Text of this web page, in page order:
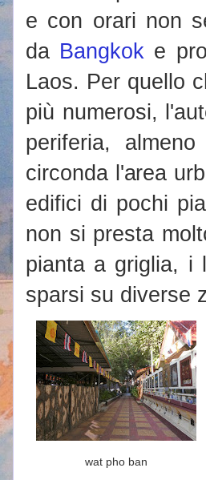
e con orari non
da Bangkok e
Laos. Per quello
più numerosi,
periferia,
circonda l'area
edifici di pochi
non si presta
pianta a griglia, i
sparsi su diverse
wat pho ban